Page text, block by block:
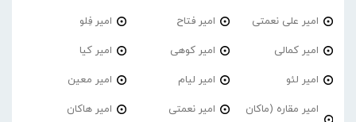
امیر علی نعمتی امیر فتاح امیر فِلو
امیر کمالی امیر کوهی امیر کیا
امیر لئو امیر لیام امیر معین
امیر مقاره (ماکان
امیر نعمتی امیر هاکان